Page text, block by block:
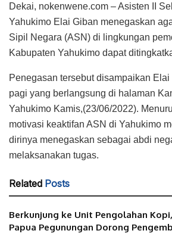
Dekai, nokenwene.com – Asisten II
Yahukimo Elai Giban menegaskan
Sipil Negara (ASN) di lingkungan
Kabupaten Yahukimo dapat
Penegasan tersebut disampaikan Elai
pagi yang berlangsung di halaman
Yahukimo Kamis,(23/06/2022).
motivasi keaktifan ASN di Yahukimo
dirinya menegaskan sebagai abdi
melaksanakan tugas.
Related Posts
Berkunjung ke Unit Pengolahan
Papua Pegunungan Dorong